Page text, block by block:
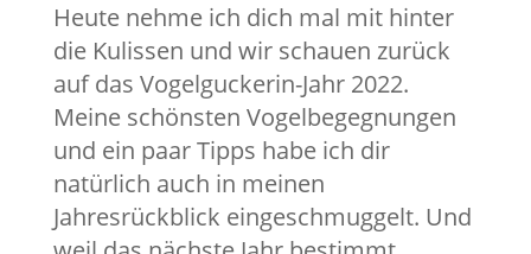
Heute nehme ich dich mal mit hinter
die Kulissen und wir schauen zurück
auf das Vogelguckerin-Jahr 2022.
Meine schönsten Vogelbegegnungen
und ein paar Tipps habe ich dir
natürlich auch in meinen
Jahresrückblick eingeschmuggelt. Und